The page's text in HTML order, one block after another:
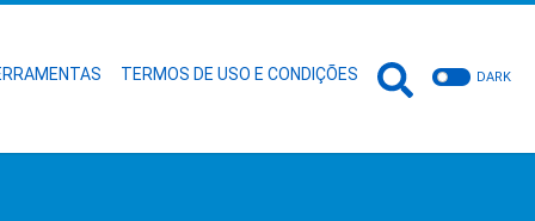
TERMOS DE USO E CONDIÇÕES DARK